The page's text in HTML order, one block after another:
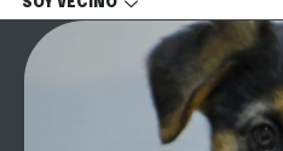
SOY VECINO